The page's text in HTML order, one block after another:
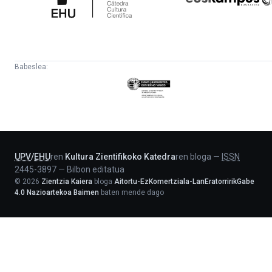
Babeslea:
Eusko
Jaurlaritza
UPV/EHUren Kultura Zientifikoko Katedraren bloga — ISSN
2445-3897 — Bilbon editatua
© 2026 Zientzia Kaiera bloga Aitortu-EzKomertziala-LanEratorririkGabe
4.0 Nazioartekoa Baimen baten mende dago